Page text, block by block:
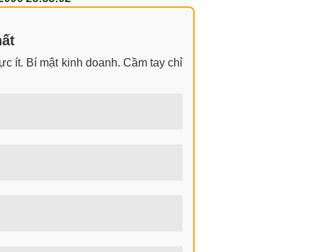
ít. Bí mật kinh doanh. Cầm tay chỉ